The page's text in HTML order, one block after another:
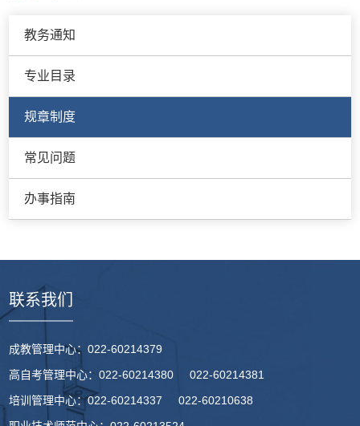
教务通知
专业目录
规章制度
常见问题
办事指南
联系我们
成教管理中心：022-60214379
高自考管理中心：022-60214380 022-60214381
培训管理中心：022-60214337 022-60210638